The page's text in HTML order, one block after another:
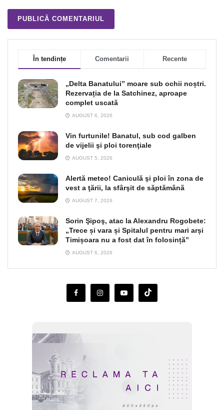
În tendințe Comentarii Recente
„Delta Banatului” moare sub ochii noștri.
Rezervația de la Satchinez, aproape
complet uscată
AUGUST 6, 2026
Vin furtunile! Banatul, sub cod galben
de vijelii şi ploi torenţiale
AUGUST 5, 2026
Alertă meteo! Caniculă şi ploi în zona de
vest a ţării, la sfârşit de săptămână
AUGUST 7, 2026
Sorin Şipoş, atac la Alexandru Rogobete:
„Trece și vara și Spitalul pentru mari arși
Timișoara nu a fost dat în folosință”
AUGUST 6, 2026